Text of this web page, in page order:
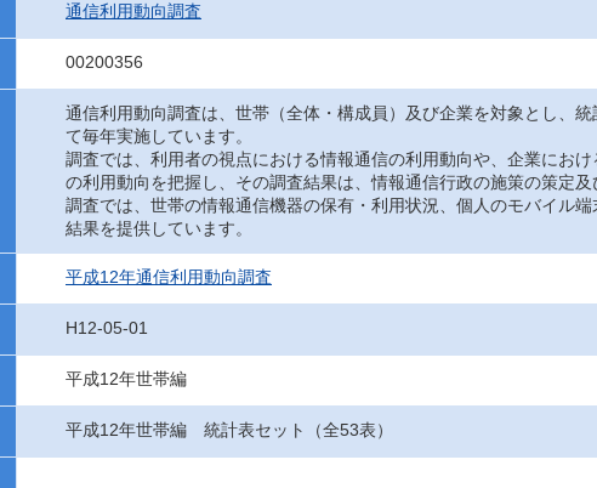
通信利用動向調査
00200356
通信利用動向調査は、世帯（全体・構成員）及び企業を対象とし、
て毎年実施しています。
調査では、利用者の視点における情報通信の利用動向や、企業にお
の利用動向を把握し、その調査結果は、情報通信行政の施策の策定
調査では、世帯の情報通信機器の保有・利用状況、個人のモバイル
結果を提供しています。
平成12年通信利用動向調査
H12-05-01
平成12年世帯編
平成12年世帯編 統計表セット（全53表）